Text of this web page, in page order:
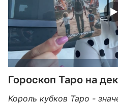
Гороскоп Таро на
Король кубков Таро -